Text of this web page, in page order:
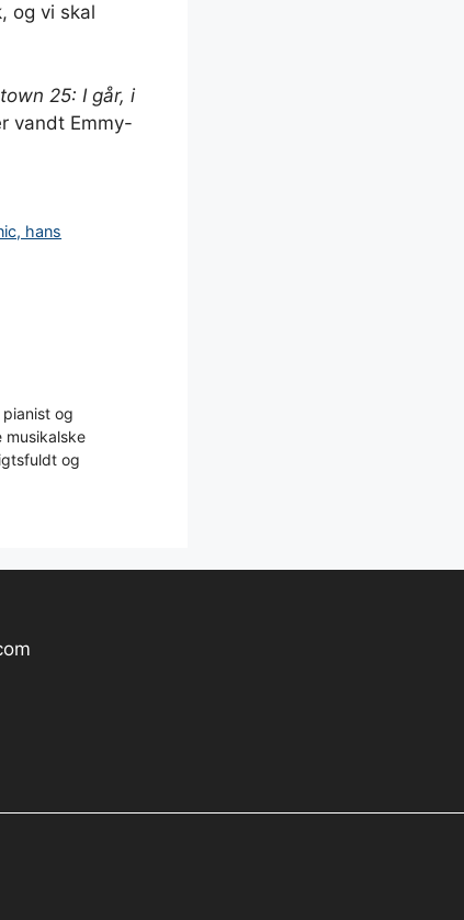
og vi skal
25: I går, i
vandt Emmy-
hans
og
musikalske
og